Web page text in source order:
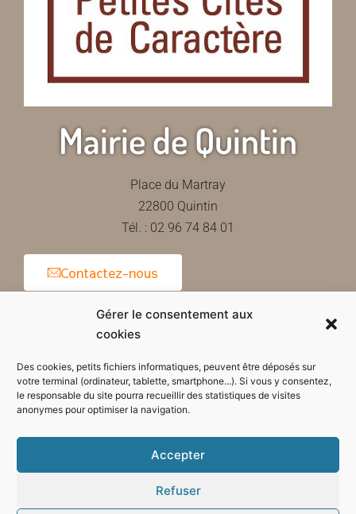
Gérer le consentement aux
cookies
Des cookies, petits fichiers informatiques, peuvent être déposés sur
votre terminal (ordinateur, tablette, smartphone...). Si vous y consentez,
le responsable du site pourra recueillir des statistiques de visites
anonymes pour optimiser la navigation.
Accepter
Refuser
Mairie de Quintin
Place du Martray
22800 Quintin
Tél. : 02 96 74 84 01
Contactez-nous
Horaires d'ouverture de la mairie